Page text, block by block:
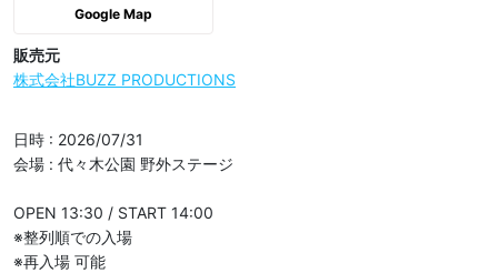
Google Map
販売元
株式会社BUZZ PRODUCTIONS
日時 : 2026/07/31
会場 : 代々木公園 野外ステージ
OPEN 13:30 / START 14:00
※整列順での入場
※再入場 可能